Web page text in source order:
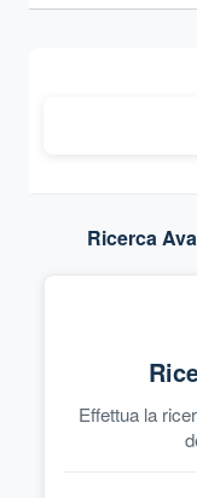
Ricerca
Effettua la